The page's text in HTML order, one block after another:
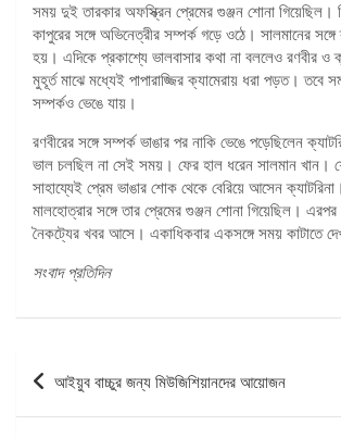
সময় দুই তারকার অফস্ক্রিন প্রেমের গুঞ্জন শোনা গিয়েছিল।
কাপুরের সঙ্গে অভিনেত্রীর সম্পর্ক গড়ে ওঠে। সালমানের সঙ্গে
হয়। এদিকে প্রকাশ্যে ভালবাসার কথা না বললেও রণবীর ও
মুহূর্ত মাঝে মধ্যেই পাপারাজ্জির ক্যামেরায় ধরা পড়ত। তবে
সম্পর্কও ভেঙে যায়।
রণবীরের সঙ্গে সম্পর্ক ভাঙার পর নাকি ভেঙে পড়েছিলেন
ভাল চলছিল না সেই সময়। ফের হাল ধরেন সালমান খান।
সাহায্যেই প্রেম ভাঙার শোক থেকে বেরিয়ে আসেন
মালহোত্রার সঙ্গে তার প্রেমের গুঞ্জন শোনা গিয়েছিল।
নৈকট্যের খবর আসে। একাধিকবার একসঙ্গে সময় কাটাতে
সংবাদ প্রতিদিন
পোস্ট
ন্যাভিগেশন
আইয়ুব বাচ্চুর জন্য মিউজিশিয়ানদের আয়োজন